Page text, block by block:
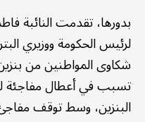
بدورها، تقدمت النائبة
لرئيس الحكومة ووزيري
شكاوى المواطنين من
تسبب في أعطال
البنزين، وسط توقف